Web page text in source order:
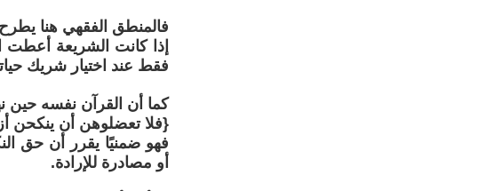
فالمنطق الفقهي هنا
إذا كانت الشريعة أعطت
فقط عند اختيار شريك
كما أن القرآن نفسه حين
{فلا تعضلوهن أن ينكحن
فهو ضمنيًا يقرر أن حق
أو مصادرة للإرادة.